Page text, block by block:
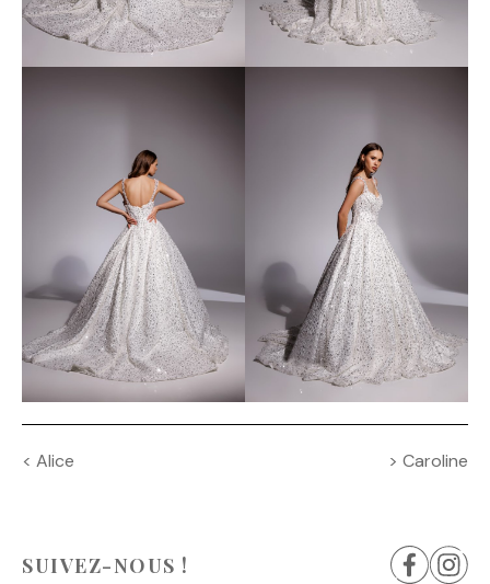
de
< Alice > Caroline
SUIVEZ-NOUS !